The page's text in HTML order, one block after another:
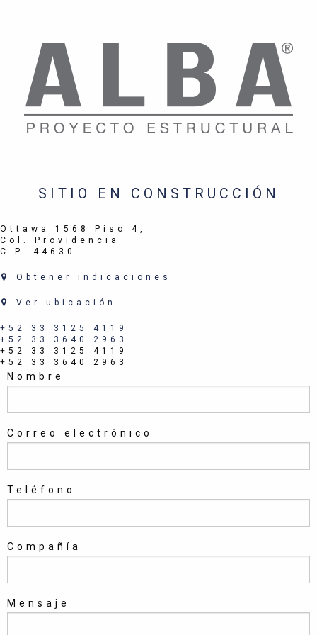
SITIO EN CONSTRUCCIÓN
Ottawa 1568 Piso 4,
Col. Providencia
C.P. 44630
Obtener indicaciones
Ver ubicación
+52 33 3125 4119
+52 33 3640 2963
+52 33 3125 4119
+52 33 3640 2963
Nombre
Correo electrónico
Teléfono
Compañía
Mensaje